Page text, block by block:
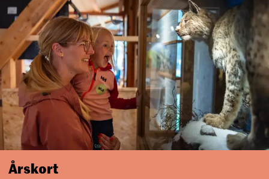
Års­kort